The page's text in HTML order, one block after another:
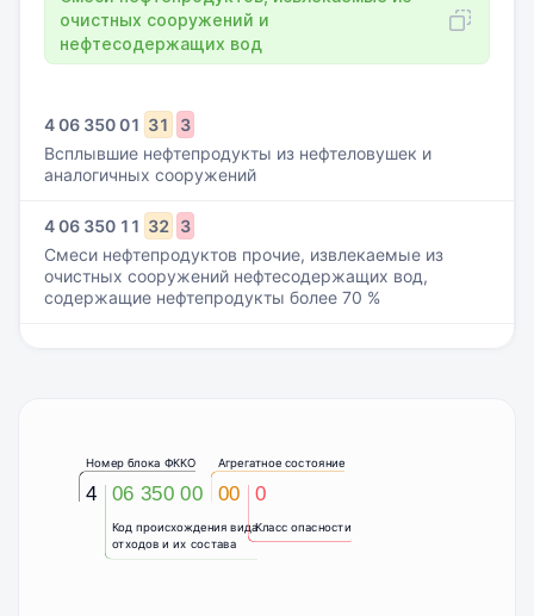
очистных сооружений и
нефтесодержащих вод
406 35001 31
3
Всплывшие нефтепродукты из нефтеловушек и
аналогичных сооружений
406 350 11 32
3
Смеси нефтепродуктов прочие, извлекаемые из
очистных сооружений нефтесодержащих вод,
содержащие нефтепродукты более 70 %
4
Номер блока ФККО
Код происхождения вида
отходов и их состава
06 350 00
Агрегатное состояние
00
Класс опасности
0